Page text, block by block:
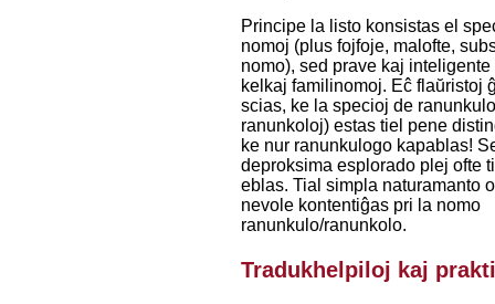
Principe la listo konsistas el
nomoj (plus fojfoje, malofte,
nomo), sed prave kaj
kelkaj familinomoj. Eĉ flaŭristoj
scias, ke la specioj de
ranunkoloj) estas tiel pene
ke nur ranunkulogo kapablas!
deproksima esplorado plej ofte
eblas. Tial simpla naturamanto
nevole kontentiĝas pri la nomo
ranunkulo/ranunkolo.
Tradukhelpiloj kaj